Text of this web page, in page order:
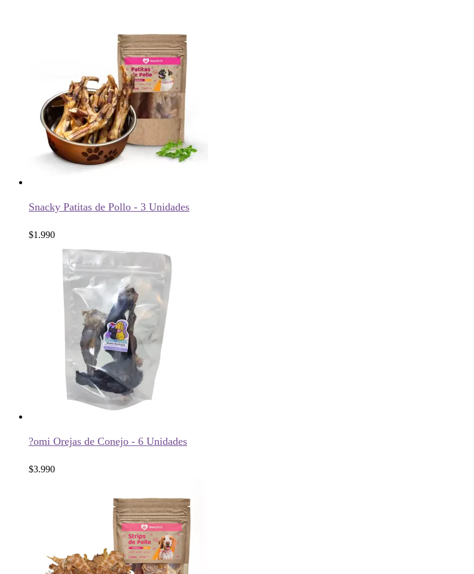
Snacky Patitas de Pollo - 3 Unidades
$1.990
?omi Orejas de Conejo - 6 Unidades
$3.990